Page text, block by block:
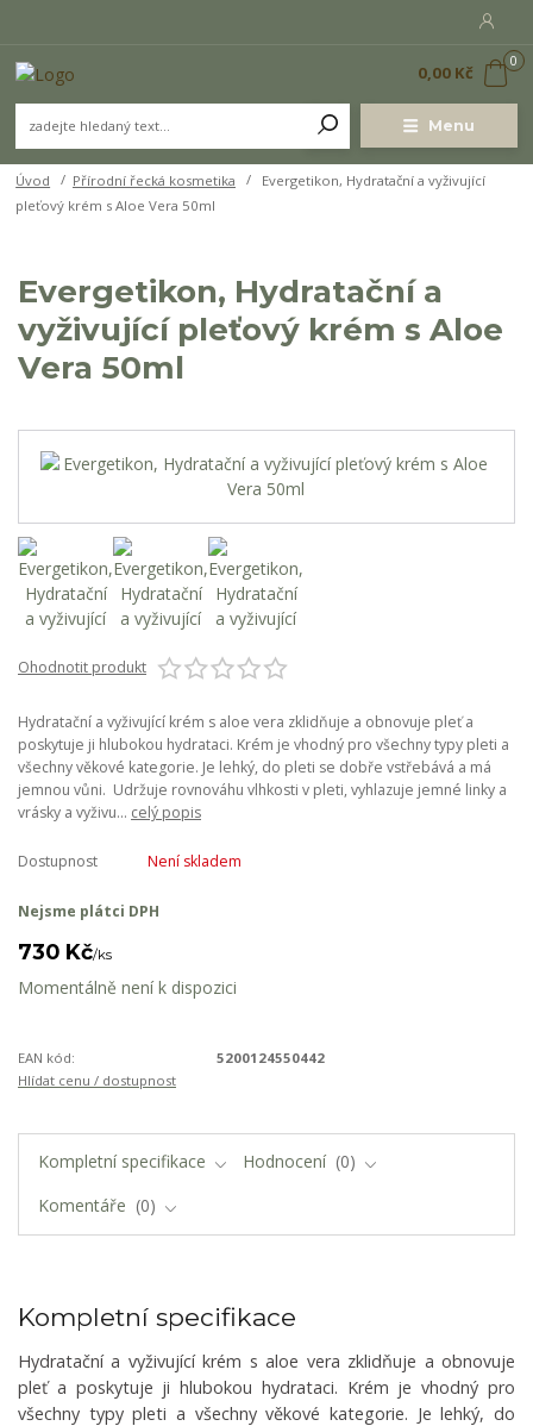
Menu
0
0,00 Kč
Úvod Přírodní řecká kosmetika
Evergetikon, Hydratační a vyživující
pleťový krém s Aloe Vera 50ml
Evergetikon, Hydratační a
vyživující pleťový krém s Aloe
Vera 50ml
Ohodnotit produkt
Hydratační a vyživující krém s aloe vera zklidňuje a obnovuje pleť a
poskytuje ji hlubokou hydrataci. Krém je vhodný pro všechny typy pleti a
všechny věkové kategorie. Je lehký, do pleti se dobře vstřebává a má
jemnou vůni. Udržuje rovnováhu vlhkosti v pleti, vyhlazuje jemné linky a
vrásky a vyživu... celý popis
Dostupnost Není skladem
Nejsme plátci DPH
730 Kč/ks
Momentálně není k dispozici
EAN kód:
5200124550442
Hlídat cenu / dostupnost
Kompletní specifikace Hodnocení
0
Komentáře
0
Kompletní specifikace
Hydratační a vyživující krém s aloe vera zklidňuje a obnovuje
pleť a poskytuje ji hlubokou hydrataci. Krém je vhodný pro
všechny typy pleti a všechny věkové kategorie. Je lehký, do